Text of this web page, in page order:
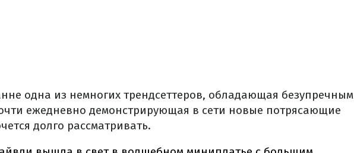
одна из немногих трендсеттеров, обладающая безупречным
ежедневно демонстрирующая в сети новые потрясающие
долго рассматривать.